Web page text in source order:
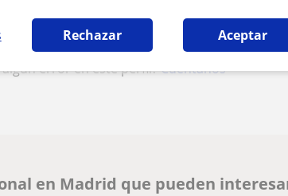
Rechazar Aceptar
algún error en este perfil?Cuéntanos
en Madrid que pueden